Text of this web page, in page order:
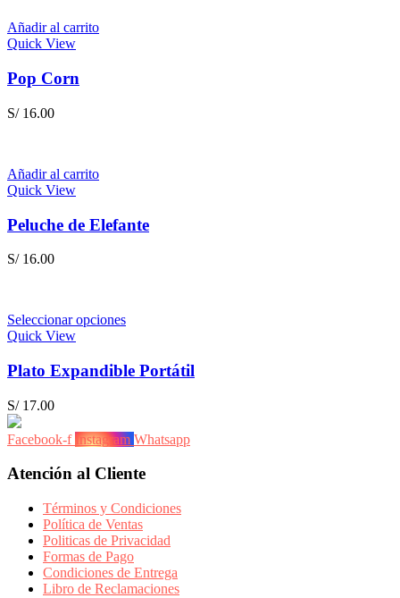
Añadir al carrito
Quick View
Pop Corn
S/16.00
Añadir al carrito
Quick View
Peluche de Elefante
S/16.00
Seleccionar opciones
Quick View
Plato Expandible Portátil
S/17.00
Facebook-f Instagram Whatsapp
Atención al Cliente
Términos y Condiciones
Política de Ventas
Politicas de Privacidad
Formas de Pago
Condiciones de Entrega
Libro de Reclamaciones